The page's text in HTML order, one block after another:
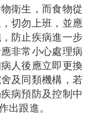
衛生，而食物從
切勿上班，並應
防止疾病進一步
非常小心處理病
人後應立即更換
及同類機構，若
病預防及控制中
跟進。